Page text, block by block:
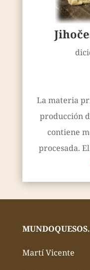
La materia
producción
contiene
procesada.
Martí Vicente